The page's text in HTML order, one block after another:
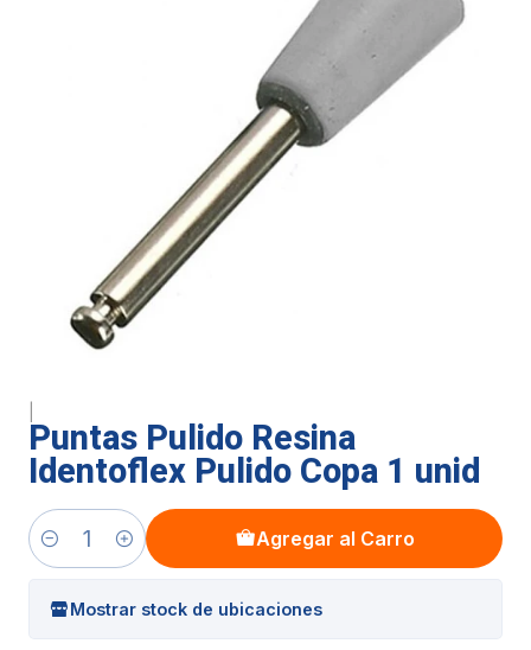
Puntas Pulido Resina
Identoflex Pulido Copa 1 unid
Cantidad
Agregar al Carro
Mostrar stock de ubicaciones